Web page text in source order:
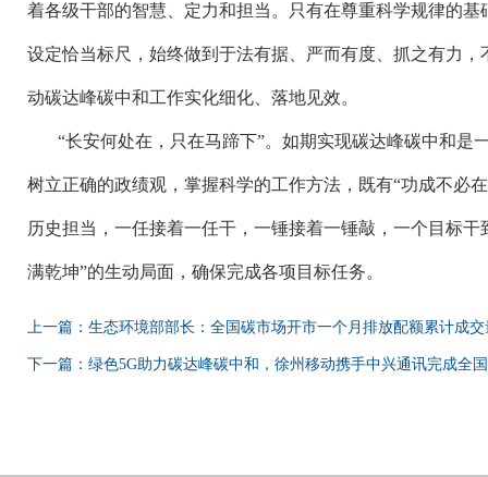
着各级干部的智慧、定力和担当。只有在尊重科学规律的
设定恰当标尺，始终做到于法有据、严而有度、抓之有力
动碳达峰碳中和工作实化细化、落地见效。
“长安何处在，只在马蹄下”。如期实现碳达峰碳中和是
树立正确的政绩观，掌握科学的工作方法，既有“功成不必
历史担当，一任接着一任干，一锤接着一锤敲，一个目标
满乾坤”的生动局面，确保完成各项目标任务。
上一篇：生态环境部部长：全国碳市场开市一个月排放配额累计成交
下一篇：绿色5G助力碳达峰碳中和，徐州移动携手中兴通讯完成全